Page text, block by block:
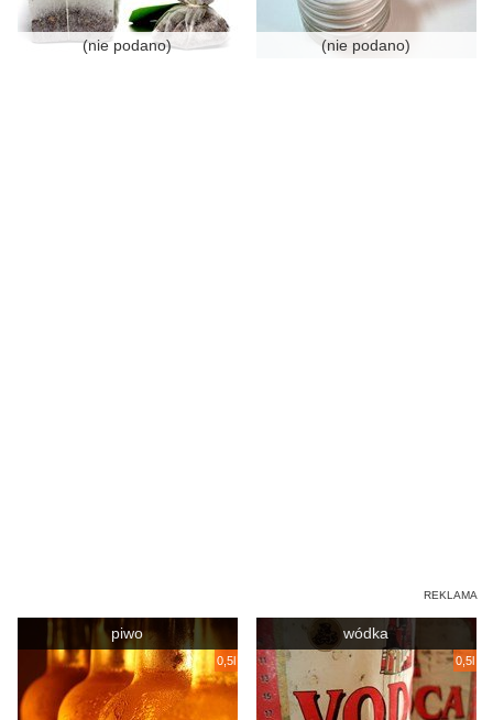
(nie podano) (nie podano)
piwo
0,5l
wódka
0,5l